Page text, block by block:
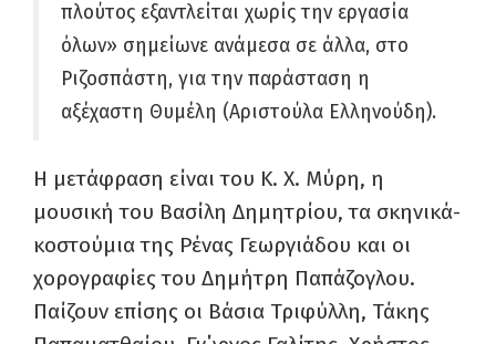
πλούτος εξαντλείται χωρίς την εργασία
όλων» σημείωνε ανάμεσα σε άλλα, στο
Ριζοσπάστη, για την παράσταση η
αξέχαστη Θυμέλη (Αριστούλα Ελληνούδη).
Η μετάφραση είναι του Κ. Χ. Μύρη, η
μουσική του Βασίλη Δημητρίου, τα σκηνικά-
κοστούμια της Ρένας Γεωργιάδου και οι
χορογραφίες του Δημήτρη Παπάζογλου.
Παίζουν επίσης οι Βάσια Τριφύλλη, Τάκης